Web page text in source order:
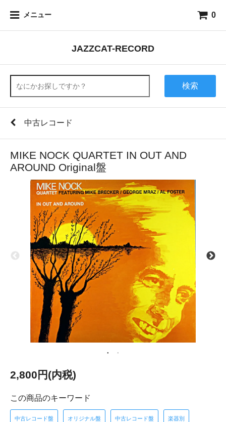
メニュー 0
JAZZCAT-RECORD
検索
中古レコード
MIKE NOCK QUARTET IN OUT AND
AROUND Original盤
2,800円(内税)
この商品のキーワード
中古レコード盤 オリジナル盤 中古レコード盤 楽器別